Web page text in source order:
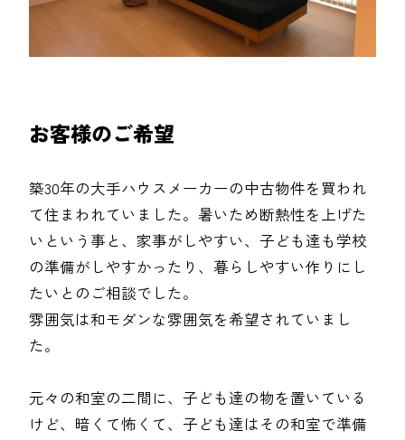
お客様のご希望
築30年の大手ハウスメーカーの中古物件を買われ
て住まわれていました。暑いため断熱性を上げた
いという事と、家事がしやすい、子ども達も学校
の準備がしやすかったり、暮らしやすい作りにし
たいとのご相談でした。
雰囲気は和モダンな雰囲気を希望されていまし
た。
元々の和室の二間に、子ども達の物を置いている
けど、暗くて怖くて、子ども達はその和室で準備